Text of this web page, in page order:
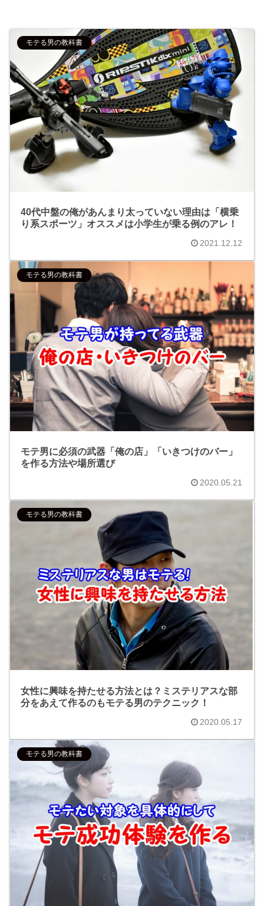
モテる男の教科書
40代中盤の俺があんまり太っていない理由は「横乗
り系スポーツ」オススメは小学生が乗る例のアレ！
2021.12.12
モテる男の教科書
モテ男に必須の武器「俺の店」「いきつけのバー」
を作る方法や場所選び
2020.05.21
モテる男の教科書
女性に興味を持たせる方法とは？ミステリアスな部
分をあえて作るのもモテる男のテクニック！
2020.05.17
モテる男の教科書